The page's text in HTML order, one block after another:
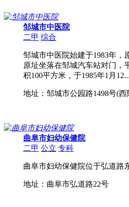
邹城市中医院
二甲 综合
邹城市中医院始建于1983年，
原址坐落在邹城汽车站对门，
积100平方米，于1985年1月12...
地址：邹城市公园路1498号(西
曲阜市妇幼保健院
二甲 公立 专科
曲阜市妇幼保健院位于弘道路
地址：曲阜市弘道路22号